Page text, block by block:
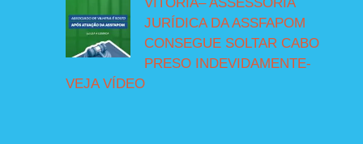
JURÍDICA DA ASSFAPOM
CONSEGUE SOLTAR CABO
PRESO INDEVIDAMENTE-
VEJA VÍDEO